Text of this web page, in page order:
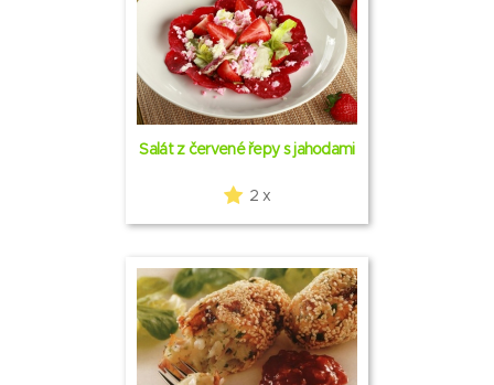
Salát z červené řepy s jahodami
2 x